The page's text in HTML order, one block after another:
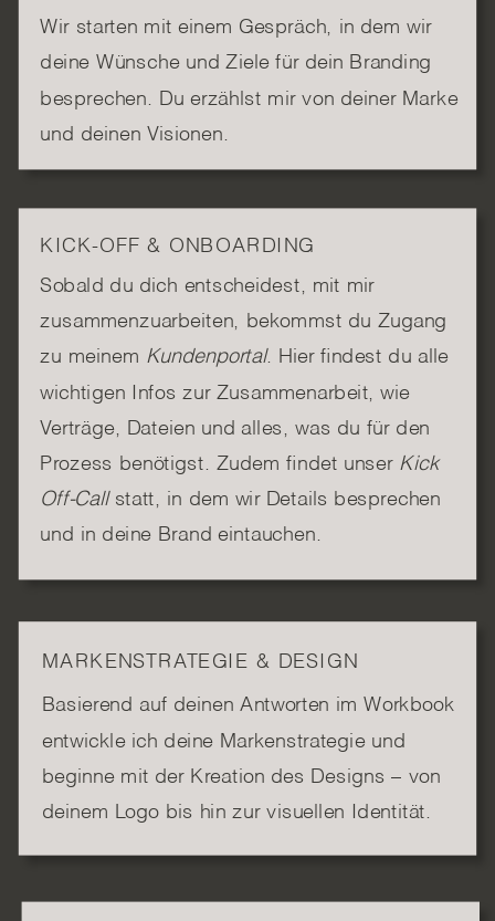
KICK-OFF & ONBOARDING
Sobald du dich entscheidest, mit mir
zusammenzuarbeiten, bekommst du Zugang
zu meinem Kundenportal. Hier findest du alle
wichtigen Infos zur Zusammenarbeit, wie
Verträge, Dateien und alles, was du für den
Prozess benötigst. Zudem findet unser Kick
Off-Call statt, in dem wir Details besprechen
und in deine Brand eintauchen.
Wir starten mit einem Gespräch, in dem wir
deine Wünsche und Ziele für dein Branding
besprechen. Du erzählst mir von deiner Marke
und deinen Visionen.
Basierend auf deinen Antworten im Workbook
entwickle ich deine Markenstrategie und
beginne mit der Kreation des Designs – von
deinem Logo bis hin zur visuellen Identität.
MARKENSTRATEGIE & DESIGN